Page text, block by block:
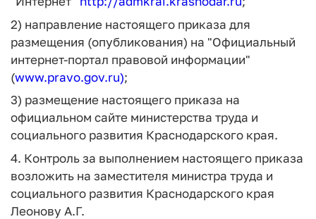
2) направление настоящего приказа для
размещения (опубликования) на "Официальный
интернет-портал правовой информации"
(www.pravo.gov.ru);
3) размещение настоящего приказа на
официальном сайте министерства труда и
социального развития Краснодарского края.
4. Контроль за выполнением настоящего приказа
возложить на заместителя министра труда и
социального развития Краснодарского края
Леонову А.Г.